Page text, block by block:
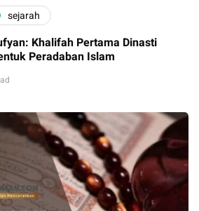
sejarah
Khalifah Pertama Dinasti
Peradaban Islam